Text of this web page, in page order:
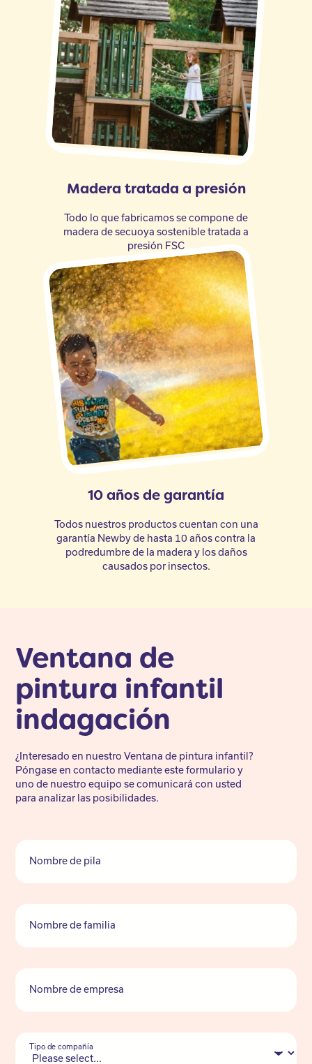
Madera tratada a presión
Todo lo que fabricamos se compone de
madera de secuoya sostenible tratada a
presión FSC
10 años de garantía
Todos nuestros productos cuentan con una
garantía Newby de hasta 10 años contra la
podredumbre de la madera y los daños
causados por insectos.
Ventana de
pintura infantil
indagación
¿Interesado en nuestro Ventana de pintura infantil?
Póngase en contacto mediante este formulario y
uno de nuestro equipo se comunicará con usted
para analizar las posibilidades.
Nombre de pila
Nombre de familia
Nombre de empresa
Tipo de compañía